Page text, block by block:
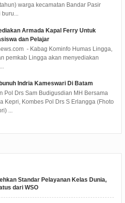
warga kecamatan Bandar Pasir
Armada Kapal Ferry Untuk
dan Pelajar
- Kabag Kominfo Humas Lingga,
pemkab Lingga akan menyediakan
Indria Kameswari Di Batam
Pol Drs Sam Budigusdian MH Bersama
Kepri, Kombes Pol Drs S Erlangga (Fhoto
...
Standar Pelayanan Kelas Dunia,
dari WSO